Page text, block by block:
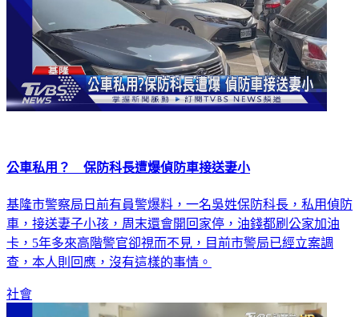
公車私用？ 保防科長遭爆偵防車接送妻小
基隆市警察局日前有員警爆料，一名吳姓保防科長，私用偵防
車，接送妻子小孩，周末還會開回家停，油錢都刷公家加油
卡，5年多來高階警官卻視而不見，目前市警局已經立案調
查，本人則回應，沒有這樣的事情。
社會